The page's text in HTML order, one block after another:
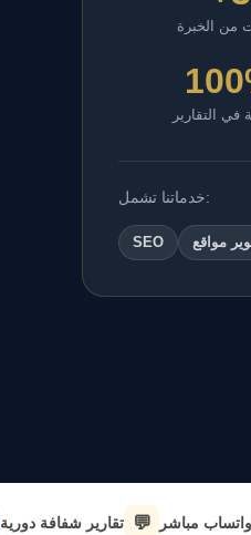
من الخبرة
في التقارير
خدماتنا تشمل:
SEO مواقع
تقارير شفافة دورية 💬 مباشر